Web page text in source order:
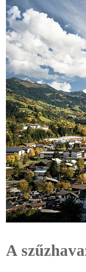
A